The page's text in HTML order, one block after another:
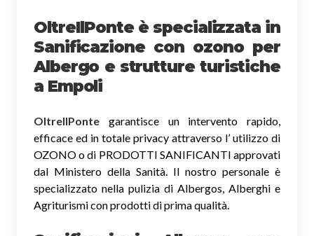
OltreIlPonte è specializzata in
Sanificazione con ozono per
Albergo e strutture turistiche
a Empoli
OltreIlPonte garantisce un intervento rapido,
efficace ed in totale privacy attraverso l’ utilizzo di
OZONO o di PRODOTTI SANIFICANTI approvati
dal Ministero della Sanità. Il nostro personale è
specializzato nella pulizia di Albergos, Alberghi e
Agriturismi con prodotti di prima qualità.